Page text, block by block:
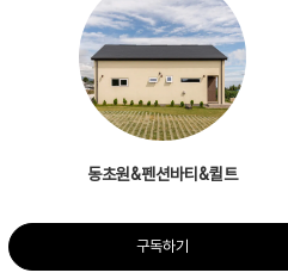
동초원&펜션바티&퀼트
구독하기